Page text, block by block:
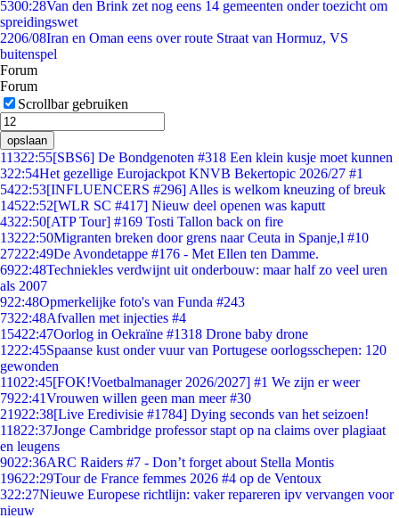
5300:28Van den Brink zet nog eens 14 gemeenten onder toezicht om
spreidingswet
2206/08Iran en Oman eens over route Straat van Hormuz, VS
buitenspel
Forum
Forum
Scrollbar gebruiken
opslaan
11322:55[SBS6] De Bondgenoten #318 Een klein kusje moet kunnen
322:54Het gezellige Eurojackpot KNVB Bekertopic 2026/27 #1
5422:53[INFLUENCERS #296] Alles is welkom kneuzing of breuk
14522:52[WLR SC #417] Nieuw deel openen was kaputt
4322:50[ATP Tour] #169 Tosti Tallon back on fire
13222:50Migranten breken door grens naar Ceuta in Spanje,l #10
27222:49De Avondetappe #176 - Met Ellen ten Damme.
6922:48Techniekles verdwijnt uit onderbouw: maar half zo veel uren
als 2007
922:48Opmerkelijke foto's van Funda #243
7322:48Afvallen met injecties #4
15422:47Oorlog in Oekraïne #1318 Drone baby drone
1222:45Spaanse kust onder vuur van Portugese oorlogsschepen: 120
gewonden
11022:45[FOK!Voetbalmanager 2026/2027] #1 We zijn er weer
7922:41Vrouwen willen geen man meer #30
21922:38[Live Eredivisie #1784] Dying seconds van het seizoen!
11822:37Jonge Cambridge professor stapt op na claims over plagiaat
en leugens
9022:36ARC Raiders #7 - Don’t forget about Stella Montis
19622:29Tour de France femmes 2026 #4 op de Ventoux
322:27Nieuwe Europese richtlijn: vaker repareren ipv vervangen voor
nieuw